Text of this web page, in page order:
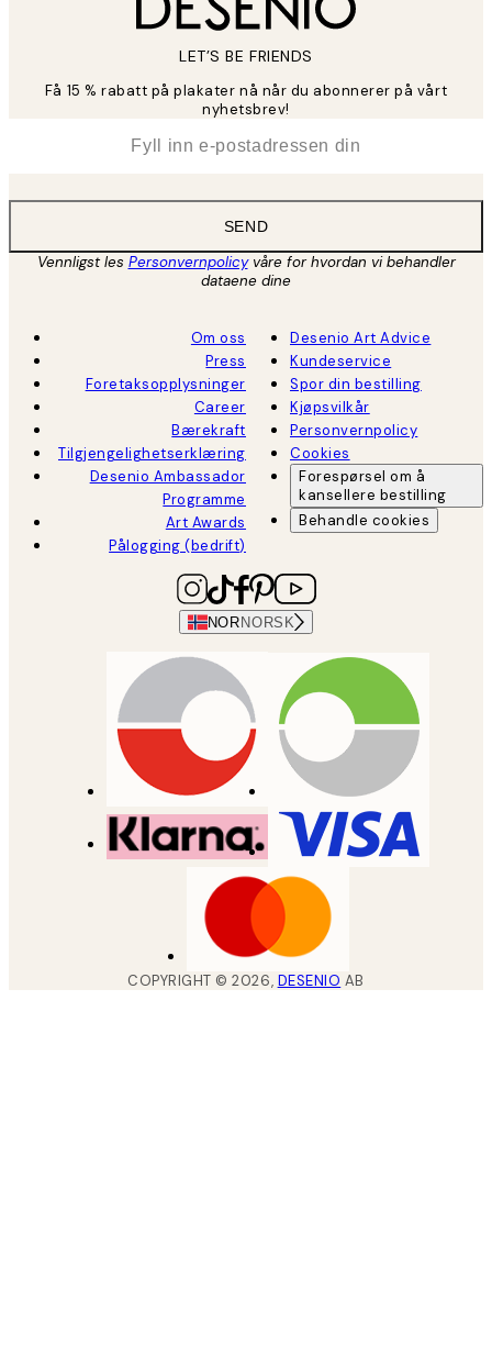
LET’S BE FRIENDS
Få 15 % rabatt på plakater nå når du abonnerer på vårt
nyhetsbrev!
SEND
Vennligst les Personvernpolicyvåre for hvordan vi behandler
dataene dine
Om oss
Press
Foretaksopplysninger
Career
Bærekraft
Tilgjengelighetserklæring
Desenio Ambassador
Programme
Art Awards
Pålogging (bedrift)
Desenio Art Advice
Kundeservice
Spor din bestilling
Kjøpsvilkår
Personvernpolicy
Cookies
Forespørsel om å
kansellere bestilling
Behandle cookies
NOR NORSK
COPYRIGHT ©2026, DESENIO AB